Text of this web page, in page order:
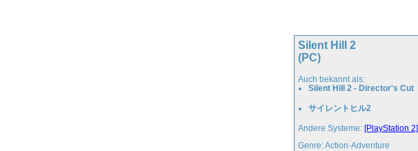
Silent Hill 2
(PC)
Auch bekannt als:
Silent Hill 2 - Director's Cut
サイレントヒル2
Andere Systeme: [PlayStation 2]
Genre: Action-Adventure